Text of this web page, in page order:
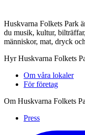
Huskvarna Folkets Park
du musik, kultur,
människor, mat, dryck
Hyr Huskvarna Folkets
Om våra lokaler
För företag
Om Huskvarna Folkets
Press